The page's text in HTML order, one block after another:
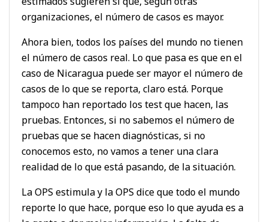
organizaciones, el número de casos es mayor.
Ahora bien, todos los países del mundo no tienen
el número de casos real. Lo que pasa es que en el
caso de Nicaragua puede ser mayor el número de
casos de lo que se reporta, claro está. Porque
tampoco han reportado los test que hacen, las
pruebas. Entonces, si no sabemos el número de
pruebas que se hacen diagnósticas, si no
conocemos esto, no vamos a tener una clara
realidad de lo que está pasando, de la situación.
La OPS estimula y la OPS dice que todo el mundo
reporte lo que hace, porque eso lo que ayuda es a